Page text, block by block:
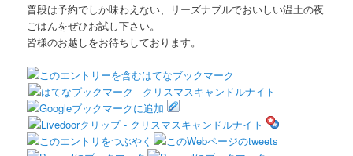
普段は予約でしか味わえない、リーズナブルでおいしい温土の夜
ごはんをぜひお試し下さい。
皆様のお越しをお待ちしております。